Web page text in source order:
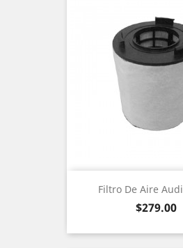
Filtro De Aire
Precio
$279.00